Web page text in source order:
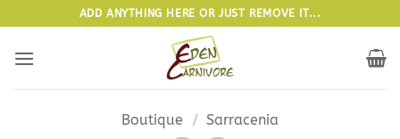
au
contenu
ADD ANYTHING HERE OR JUST REMOVE IT...
Boutique / Sarracenia